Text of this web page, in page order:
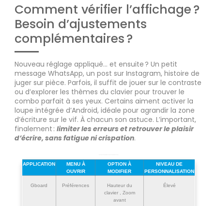
Comment vérifier l’affichage ?
Besoin d’ajustements
complémentaires ?
Nouveau réglage appliqué… et ensuite ? Un petit
message WhatsApp, un post sur Instagram, histoire de
juger sur pièce. Parfois, il suffit de jouer sur le contraste
ou d’explorer les thèmes du clavier pour trouver le
combo parfait à ses yeux. Certains aiment activer la
loupe intégrée d’Android, idéale pour agrandir la zone
d’écriture sur le vif. À chacun son astuce. L’important,
finalement : limiter les erreurs et retrouver le plaisir
d’écrire, sans fatigue ni crispation.
APPLICATION
MENU À
OUVRIR
OPTION À
MODIFIER
NIVEAU DE
PERSONNALISATION
Gboard Préférences
Hauteur du
clavier , Zoom
avant
Élevé